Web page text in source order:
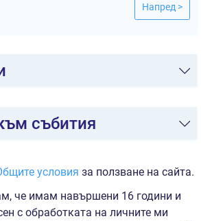
Напред >
събития
условия за ползване на сайта.
че имам навършени 16 години и
с обработката на личните ми